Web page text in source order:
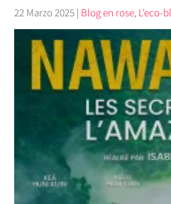
22 Marzo 2025 | Blog en rose, L'eco-